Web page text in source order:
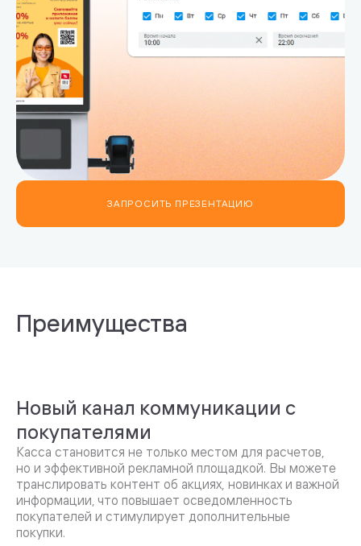
ЗАПРОСИТЬ ПРЕЗЕНТАЦИЮ
Преимущества
Новый канал коммуникации с
покупателями
Касса становится не только местом для расчетов,
но и эффективной рекламной площадкой. Вы можете
транслировать контент об акциях, новинках и важной
информации, что повышает осведомленность
покупателей и стимулирует дополнительные
покупки.